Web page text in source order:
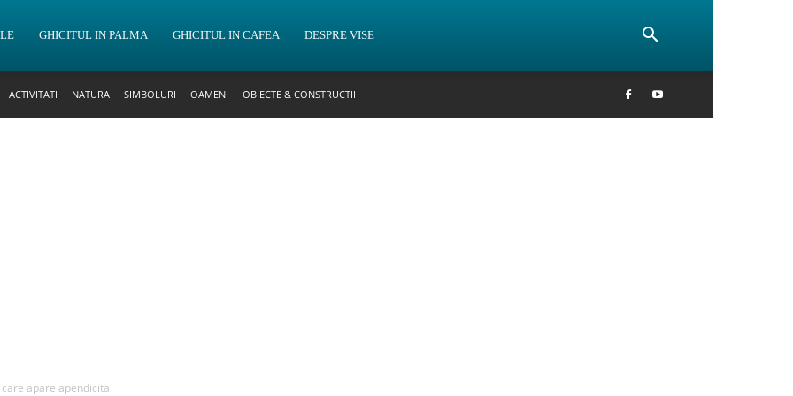
GHICITUL IN PALMA GHICITUL IN CAFEA DESPRE VISE
ACTIVITATI NATURA SIMBOLURI OAMENI OBIECTE & CONSTRUCTII
apare apendicita